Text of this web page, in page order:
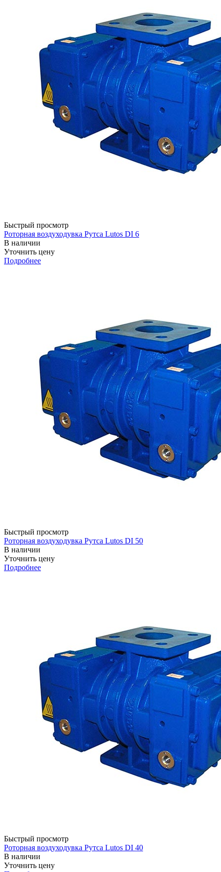
Быстрый просмотр
Роторная воздуходувка Рутса Lutos DI 6
В наличии
Уточнить цену
Подробнее
Быстрый просмотр
Роторная воздуходувка Рутса Lutos DI 50
В наличии
Уточнить цену
Подробнее
Быстрый просмотр
Роторная воздуходувка Рутса Lutos DI 40
В наличии
Уточнить цену